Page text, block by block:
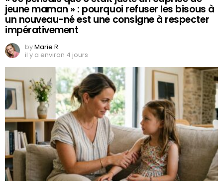
jeune maman » : pourquoi refuser les bisous à
un nouveau-né est une consigne à respecter
impérativement
byMarie R.
il y a environ 4 jours